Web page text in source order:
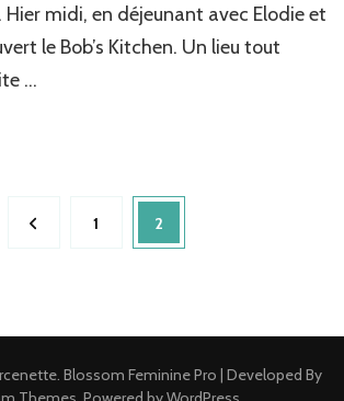
midi, en déjeunant avec Elodie et
le Bob’s Kitchen. Un lieu tout
…
Page
1 Page
2
. Blossom Feminine Pro | Developed By